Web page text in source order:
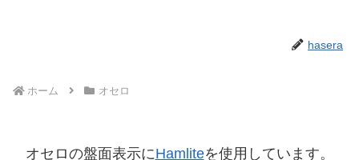
hasera
ホーム オセロ
オセロの盤面表示にHamliteを使用しています。